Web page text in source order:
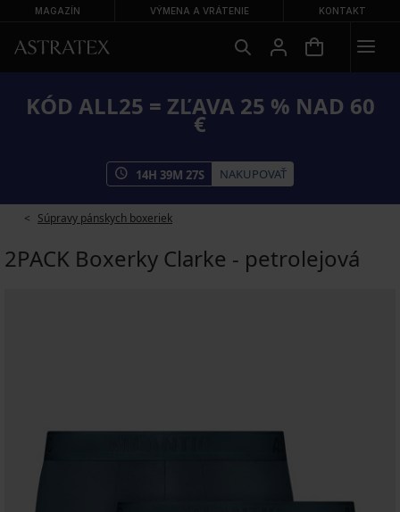
MAGAZÍN VÝMENA A VRÁTENIE KONTAKT
KÓD ALL25 = ZĽAVA 25 % NAD 60
€
14H 39M 26S NAKUPOVAŤ
Súpravy pánskych boxeriek
2PACK Boxerky Clarke - petrolejová